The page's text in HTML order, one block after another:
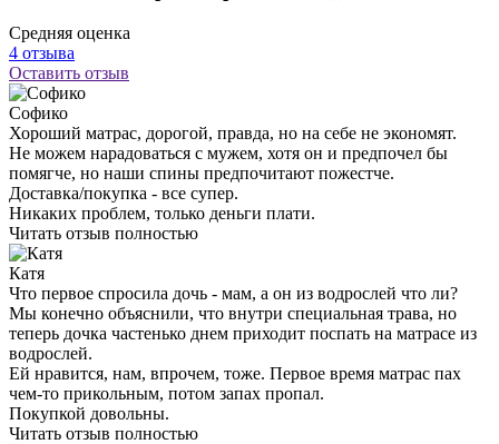
Средняя оценка
4 отзыва
Оставить отзыв
Софико
Хороший матрас, дорогой, правда, но на себе не экономят.
Не можем нарадоваться с мужем, хотя он и предпочел бы
помягче, но наши спины предпочитают пожестче.
Доставка/покупка - все супер.
Никаких проблем, только деньги плати.
Читать отзыв полностью
Катя
Что первое спросила дочь - мам, а он из водрослей что ли?
Мы конечно объяснили, что внутри специальная трава, но
теперь дочка частенько днем приходит поспать на матрасе из
водрослей.
Ей нравится, нам, впрочем, тоже. Первое время матрас пах
чем-то прикольным, потом запах пропал.
Покупкой довольны.
Читать отзыв полностью